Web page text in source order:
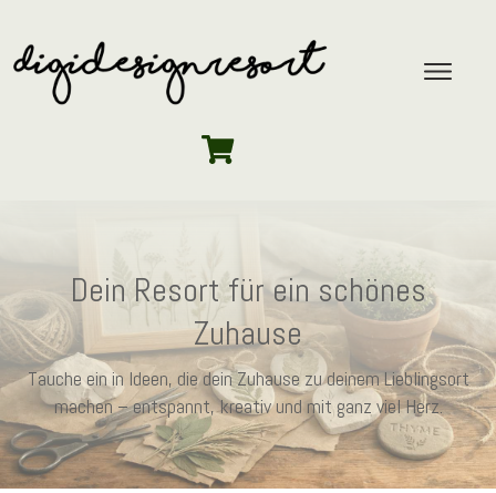
Dein Resort für ein schönes
Zuhause
Tauche ein in Ideen, die dein Zuhause zu deinem Lieblingsort
machen – entspannt, kreativ und mit ganz viel Herz.